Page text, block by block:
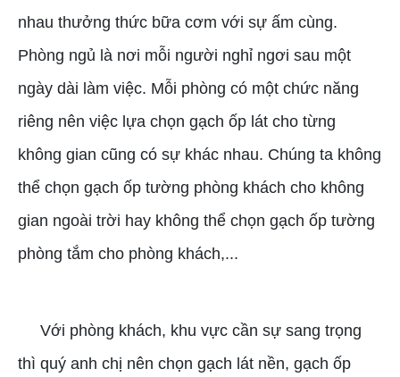
nhau thưởng thức bữa cơm với sự ấm cùng.
Phòng ngủ là nơi mỗi người nghỉ ngơi sau một
ngày dài làm việc. Mỗi phòng có một chức năng
riêng nên việc lựa chọn gạch ốp lát cho từng
không gian cũng có sự khác nhau. Chúng ta không
thể chọn gạch ốp tường phòng khách cho không
gian ngoài trời hay không thể chọn gạch ốp tường
phòng tắm cho phòng khách,...
Với phòng khách, khu vực cần sự sang trọng
thì quý anh chị nên chọn gạch lát nền, gạch ốp